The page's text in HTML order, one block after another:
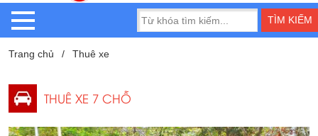
Trang chủ Thuê xe
THUÊ XE 7 CHỖ